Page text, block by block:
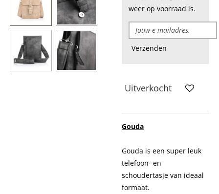
weer op voorraad is.
Verzenden
Uitverkocht
Gouda
Gouda is een super leuk
telefoon- en
schoudertasje van ideaal
formaat.